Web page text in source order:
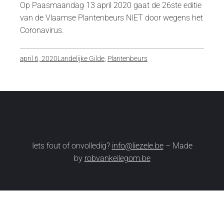
Op Paasmaandag 13 april 2020 gaat de 26ste editie
van de Vlaamse Plantenbeurs NIET door wegens het
Coronavirus.
april 6, 2020Landelijke Gilde Plantenbeurs
Iets fout of onvolledig? info@liezele.be– Made
by robvankeilegom.be